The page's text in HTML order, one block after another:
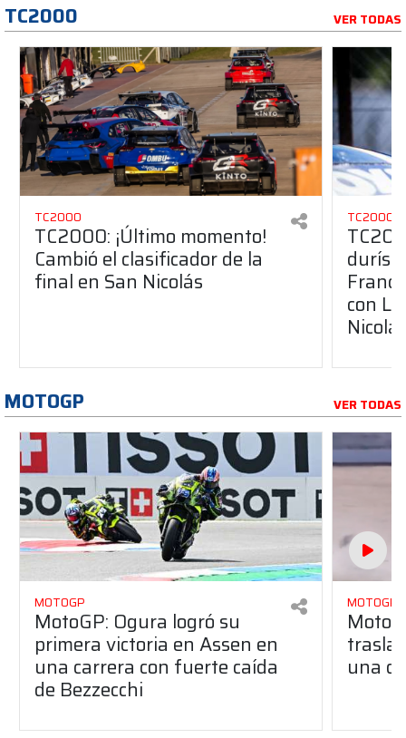
TC2000 VER TODAS
TC2000
TC2000: ¡Último momento!
Cambió el clasificador de la
final en San Nicolás
TC2000
con
MOTOGP VER TODAS
MOTOGP
MotoGP: Ogura logró su
primera victoria en Assen en
una carrera con fuerte caída
de Bezzecchi
MOTOGP
una